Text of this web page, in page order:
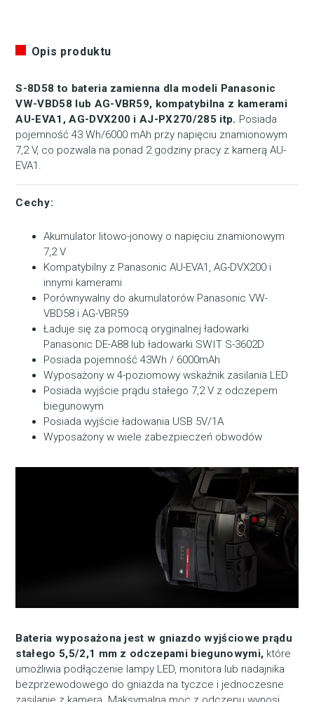
Opis produktu
S-8D58 to bateria zamienna dla modeli Panasonic
VW-VBD58 lub AG-VBR59, kompatybilna z kamerami
AU-EVA1, AG-DVX200 i AJ-PX270/285 itp. Posiada
pojemność 43 Wh/6000 mAh przy napięciu znamionowym
7,2 V, co pozwala na ponad 2 godziny pracy z kamerą AU-
EVA1.
Cechy:
Akumulator litowo-jonowy o napięciu znamionowym
7,2 V
Kompatybilny z Panasonic AU-EVA1, AG-DVX200 i
innymi kamerami
Porównywalny do akumulatorów Panasonic VW-
VBD58 i AG-VBR59
Ładuje się za pomocą oryginalnej ładowarki
Panasonic DE-A88 lub ładowarki SWIT S-3602D
Posiada pojemność 43Wh / 6000mAh
Wyposażony w 4-poziomowy wskaźnik zasilania LED
Posiada wyjście prądu stałego 7,2 V z odczepem
biegunowym
Posiada wyjście ładowania USB 5V/1A
Wyposażony w wiele zabezpieczeń obwodów
Bateria wyposażona jest w gniazdo wyjściowe prądu
stałego 5,5/2,1 mm z odczepami biegunowymi, które
umożliwia podłączenie lampy LED, monitora lub nadajnika
bezprzewodowego do gniazda na tyczce i jednoczesne